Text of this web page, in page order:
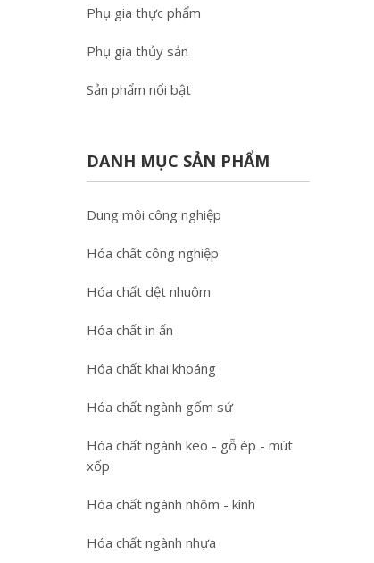
Phụ gia thực phẩm
Phụ gia thủy sản
Sản phẩm nổi bật
DANH MỤC SẢN PHẨM
Dung môi công nghiệp
Hóa chất công nghiệp
Hóa chất dệt nhuộm
Hóa chất in ấn
Hóa chất khai khoáng
Hóa chất ngành gốm sứ
Hóa chất ngành keo - gỗ ép - mút
xốp
Hóa chất ngành nhôm - kính
Hóa chất ngành nhựa